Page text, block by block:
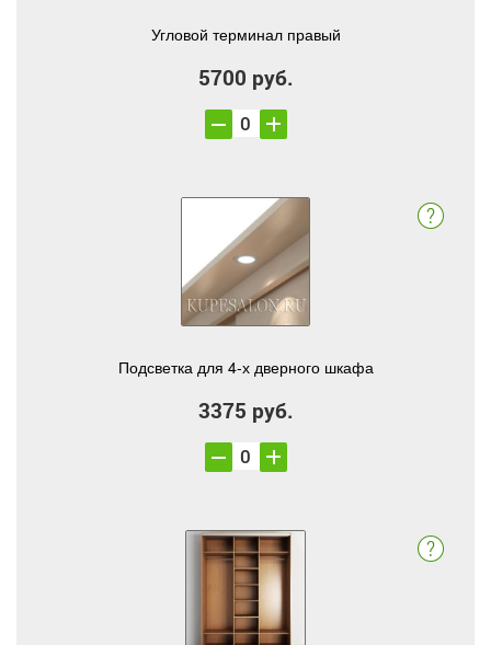
Угловой терминал правый
5700 руб.
Подсветка для 4-х дверного шкафа
3375 руб.